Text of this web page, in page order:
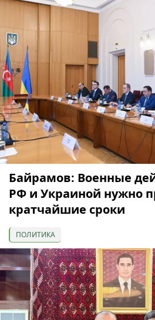
Байрамов: Военные
РФ и Украиной нужно
кратчайшие сроки
ПОЛИТИКА